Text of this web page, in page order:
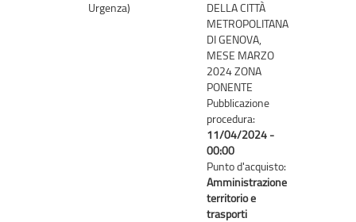
Urgenza)
DELLA CITTÀ
METROPOLITANA
DI GENOVA,
MESE MARZO
2024 ZONA
PONENTE
Pubblicazione
procedura:
11/04/2024 -
00:00
Punto d'acquisto:
Amministrazione
territorio e
trasporti